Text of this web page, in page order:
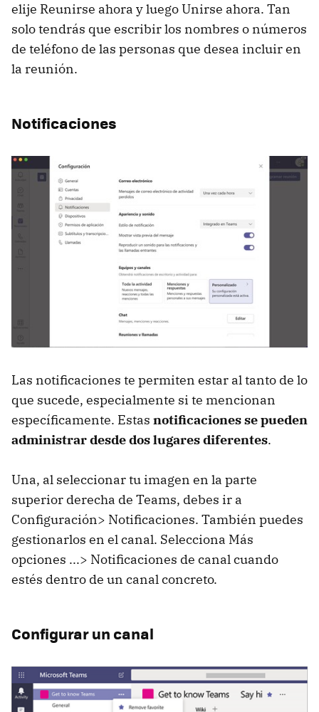
elije Reunirse ahora y luego Unirse ahora. Tan
solo tendrás que escribir los nombres o números
de teléfono de las personas que desea incluir en
la reunión.
Notificaciones
Las notificaciones te permiten estar al tanto de lo
que sucede, especialmente si te mencionan
específicamente. Estas notificaciones se pueden
administrar desde dos lugares diferentes.
Una, al seleccionar tu imagen en la parte
superior derecha de Teams, debes ir a
Configuración> Notificaciones. También puedes
gestionarlos en el canal. Selecciona Más
opciones ...> Notificaciones de canal cuando
estés dentro de un canal concreto.
Configurar un canal